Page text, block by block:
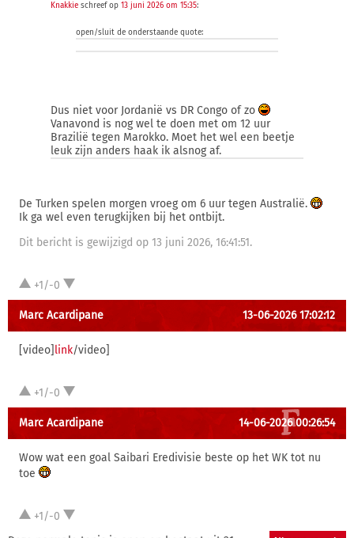
Knakkie schreef op 13 juni 2026 om 15:35:
open/sluit de onderstaande quote:
Dus niet voor Jordanië vs DR Congo of zo
Vanavond is nog wel te doen met om 12 uur
Brazilië tegen Marokko. Moet het wel een beetje
leuk zijn anders haak ik alsnog af.
De Turken spelen morgen vroeg om 6 uur tegen Australië.
Ik ga wel even terugkijken bij het ontbijt.
Dit bericht is gewijzigd op 13 juni 2026, 16:41:51.
+1/-0
Marc Acardipane 13-06-2026 17:02:12
[video] link/video]
+1/-0
Marc Acardipane 14-06-2026 00:26:54
Wow wat een goal Saibari Eredivisie beste op het WK tot nu
toe
+1/-0